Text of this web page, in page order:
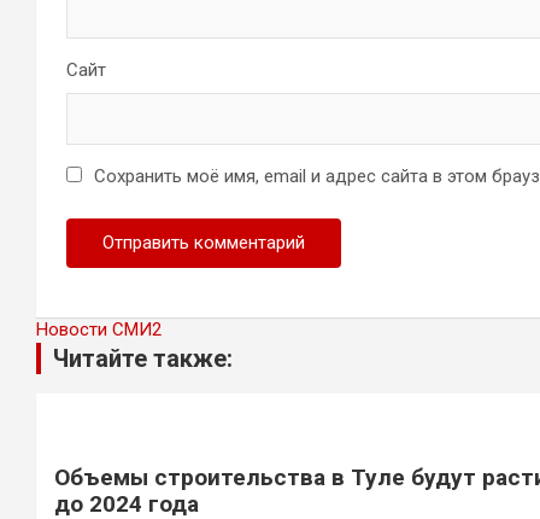
Сайт
Сохранить моё имя, email и адрес сайта в этом
Новости СМИ2
Читайте также:
Объемы строительства в Туле будут
до 2024 года